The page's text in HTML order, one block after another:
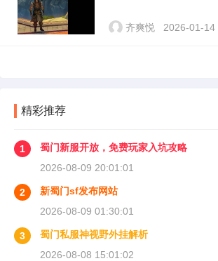
齐爽悦 2026-01-14
精彩推荐
1
蜀门新服开放，免费玩家入坑攻略
2026-08-09 20:01:01
2
新蜀门sf发布网站
2026-08-09 01:30:01
3
蜀门私服神视野外挂解析
2026-08-08 15:01:02